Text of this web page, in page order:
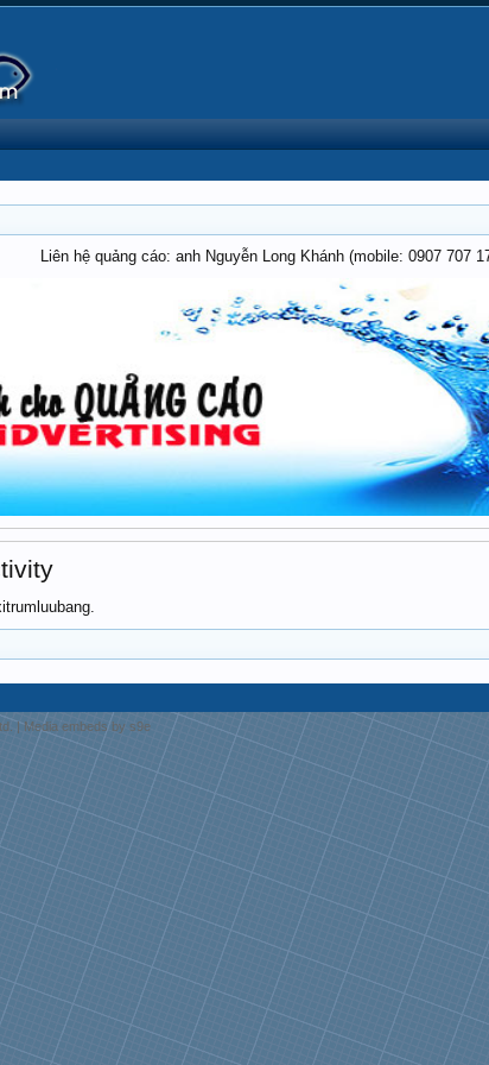
Liên hệ quảng cáo: anh Nguyễn Long Khánh (mobile: 0907 707
| Media embeds by s9e